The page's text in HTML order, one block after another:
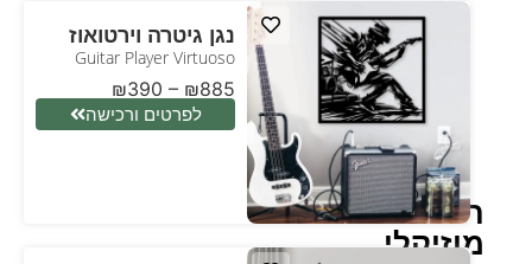
תו
מוזיקלי
נגן גיטרה וירטואוז
Guitar Player Virtuoso
₪390 – ₪885
לפרטים ורכישה